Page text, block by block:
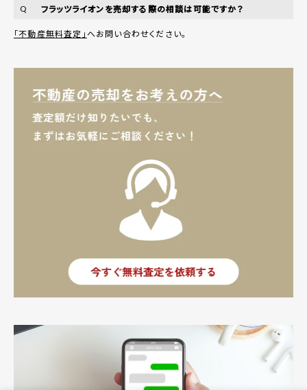
Q フラッツライオンを売却する際の相談は可能ですか？
「不動産無料査定」へお問い合わせください。